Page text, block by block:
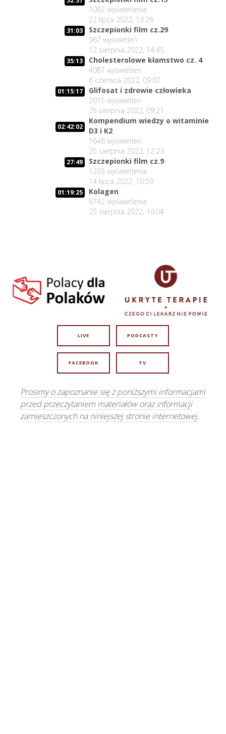
1082 wyświetlenia
22 lipca 2022, 13:26
31:03
Szczepionki film cz.29
967 wyświetleń
12 sierpnia 2022, 14:45
35:13
Cholesterolowe kłamstwo cz. 4
4087 wyświetleń
6 czerwca 2022, 09:07
01:15:17
Glifosat i zdrowie człowieka
2015 wyświetleń
25 sierpnia 2022, 09:21
02:42:02
Kompendium wiedzy o witaminie
D3 i K2
1648 wyświetleń
25 sierpnia 2022, 12:23
27:49
Szczepionki film cz.9
1203 wyświetlenia
14 lipca 2022, 10:59
01:19:25
Kolagen
5742 wyświetlenia
25 sierpnia 2022, 16:04
LIVE PODCASTY
FACEBOOK TV
Prosimy o zapoznanie się z poniższymi informacjami
przed przeczytaniem materiałów oraz informacji
zamieszczonych na niniejszej stronie internetowej.